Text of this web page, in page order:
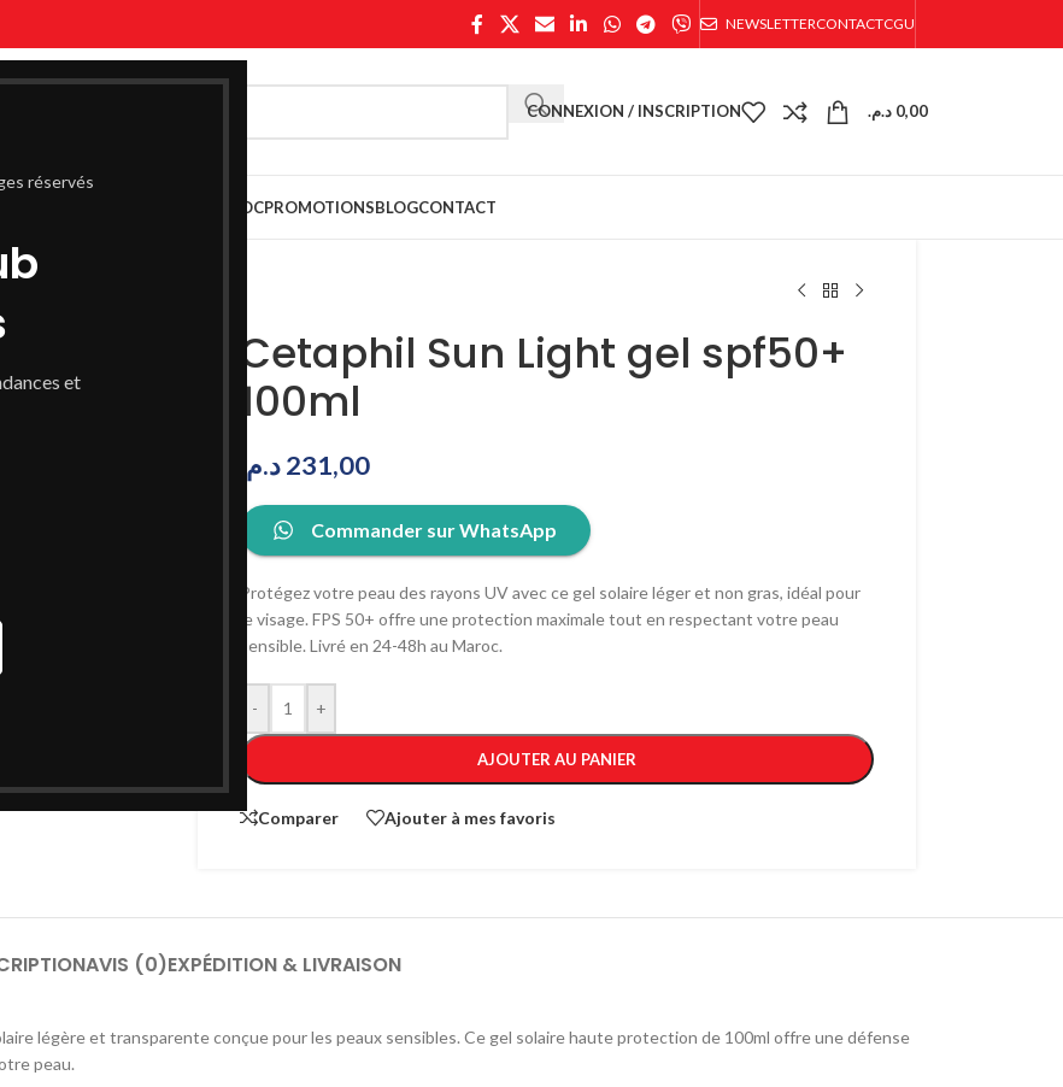
réservés
et
NEWSLETTERCONTACTCGU
CONNEXION / INSCRIPTION 0,00 د.م.
PARAPHARMACIE MAROCPROMOTIONSBLOGCONTACT
Cetaphil Sun Light gel spf50+
100ml
231,00د.م.
Commander sur WhatsApp
Protégez votre peau des rayons UV avec ce gel solaire léger et non gras, idéal pour
le visage. FPS 50+ offre une protection maximale tout en respectant votre peau
sensible. Livré en 24-48h au Maroc.
- +
AJOUTER AU PANIER
Comparer Ajouter à mes favoris
AVIS (0)EXPÉDITION & LIVRAISON
légère et transparente conçue pour les peaux sensibles. Ce gel solaire haute protection de 100ml offre une défense
peau.